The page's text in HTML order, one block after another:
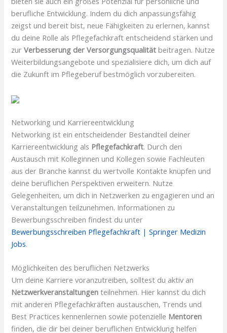
berufliche Entwicklung. Indem du dich anpassungsfähig
zeigst und bereit bist, neue Fähigkeiten zu erlernen, kannst
du deine Rolle als Pflegefachkraft entscheidend stärken und
zurVerbesserung der Versorgungsqualität beitragen. Nutze
Weiterbildungsangebote und spezialisiere dich, um dich auf
die Zukunft im Pflegeberuf bestmöglich vorzubereiten.
Networking und Karriereentwicklung
Networking ist ein entscheidender Bestandteil deiner
Karriereentwicklung als Pflegefachkraft. Durch den
Austausch mit Kolleginnen und Kollegen sowie Fachleuten
aus der Branche kannst du wertvolle Kontakte knüpfen und
deine beruflichen Perspektiven erweitern. Nutze
Gelegenheiten, um dich in Netzwerken zu engagieren und an
Veranstaltungen teilzunehmen. Informationen zu
Bewerbungsschreiben findest du unter
Bewerbungsschreiben Pflegefachkraft | Springer Medizin
Jobs.
Möglichkeiten des beruflichen Netzwerks
Um deine Karriere voranzutreiben, solltest du aktiv an
Netzwerkveranstaltungen teilnehmen. Hier kannst du dich
mit anderen Pflegefachkräften austauschen, Trends und
Best Practices kennenlernen sowie potenzielle Mentoren
finden, die dir bei deiner beruflichen Entwicklung helfen